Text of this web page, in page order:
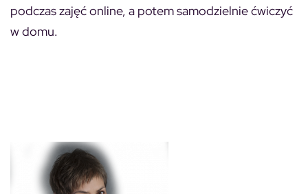
podczas zajęć online, a potem samodzielnie ćwiczyć
w domu.